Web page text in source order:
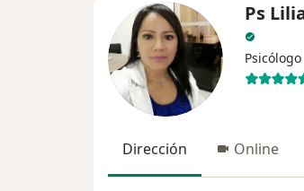
Ps
Psicólogo
Dirección Online